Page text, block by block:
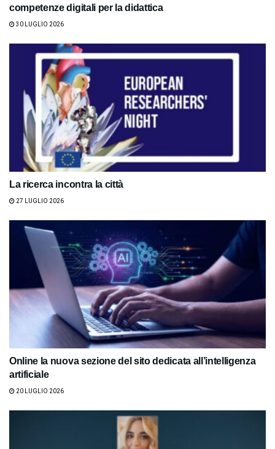
competenze digitali per la didattica
30 LUGLIO 2026
La ricerca incontra la città
27 LUGLIO 2026
Online la nuova sezione del sito dedicata all’intelligenza
artificiale
20 LUGLIO 2026